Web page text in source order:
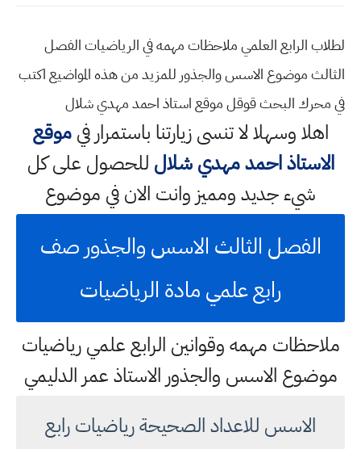
لطلاب الرابع العلمي ملاحظات مهمه في الرياضيات الفصل
الثالث موضوع الاسس والجذور للمزيد من هذه المواضيع اكتب
في محرك البحث قوقل موقع استاذ احمد مهدي شلال
اهلا وسهلالا تنسى زيارتنا باستمرار فيموقع
الاستاذ احمد مهدي شلال للحصول على كل
شيء جديد ومميز وانت الان في موضوع
الفصل الثالث الاسس والجذور صف
رابع علمي مادة الرياضيات
ملاحظات مهمه وقوانين الرابع علمي رياضيات
موضوع الاسس والجذور الاستاذ عمر الدليمي
الاسس للاعداد الصحيحة رياضيات رابع